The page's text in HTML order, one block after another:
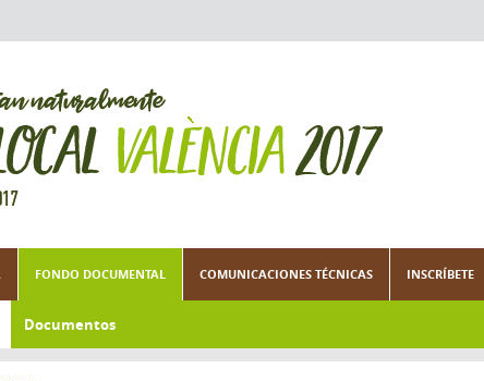
FONDO DOCUMENTAL COMUNICACIONES TÉCNICAS INSCRÍBETE
Documentos